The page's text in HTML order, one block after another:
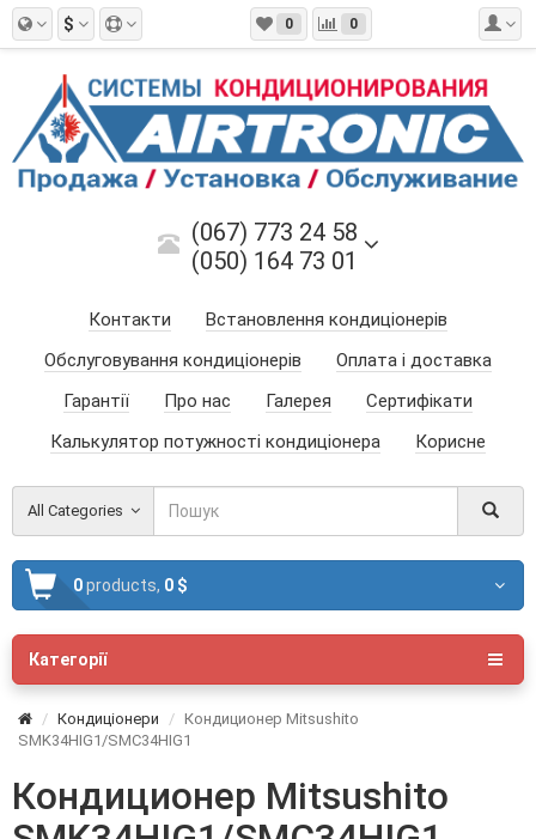
$ 0 0
(067) 773 24 58
(050) 164 73 01
Контакти
Встановлення кондиціонерів
Обслуговування кондиціонерів
Оплата і доставка
Гарантії
Про нас Галерея
Сертифікати
Калькулятор потужності кондиціонера
Корисне
All Categories
0products, 0 $
Категорії
Кондиціонери
Кондиционер Mitsushito
SMK34HIG1/SMC34HIG1
Кондиционер Mitsushito